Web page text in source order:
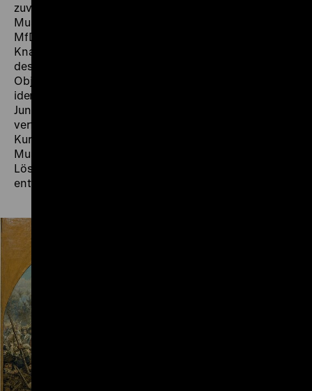
zuvor in West-Berlin gegründete Deutsche Historische
Museum das Zeughaus und die Sammlungen des
MfDG, darunter auch das Gemälde von Hermann
Knackfuß. Die Ergebnisse der Provenienzrecherchen
des DHM lassen die Schlussfolgerung zu, dass das
Objekt aus dem Sammlungsbestand des DHM
identisch mit dem Werk aus der „Union“-Auktion im
Juni 1934 sein muss und damit als NS-
verfolgungsbedingter Entzug einzuordnen ist. Das
Kuratorium des DHM war der Empfehlung des
Museums gefolgt, im Sinne einer fairen und gerechten
Lösung, wie sie in den Washingtoner Prinzipien
entwickelt wurden, das Bild zu restituieren.